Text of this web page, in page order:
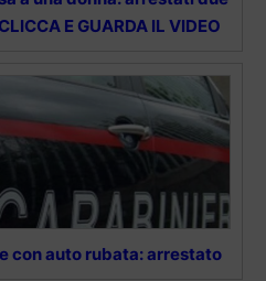
E GUARDA IL VIDEO
con auto rubata: arrestato